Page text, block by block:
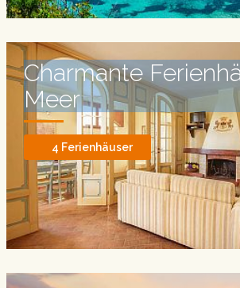
Charmante
Meer
4 Ferienhäuser